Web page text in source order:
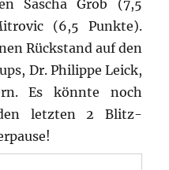
Sascha Grob (7,5
(6,5 Punkte).
Rückstand auf den
Dr. Philippe Leick,
Es könnte noch
letzten 2 Blitz-